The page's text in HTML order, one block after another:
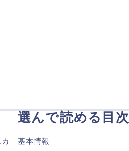
選んで読める目次
カ 基本情報